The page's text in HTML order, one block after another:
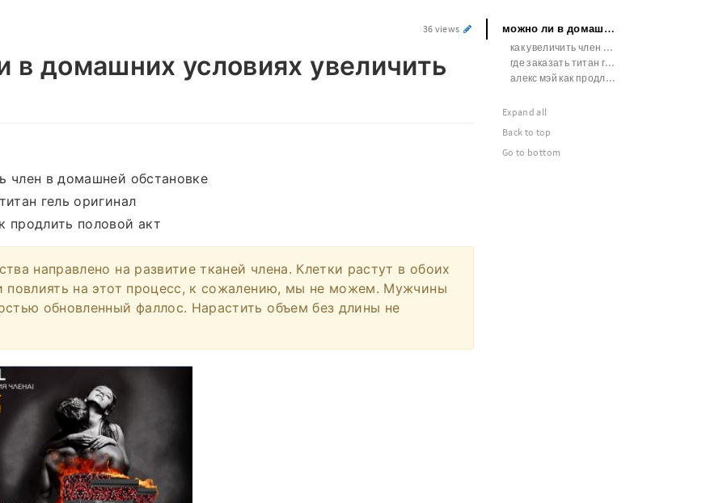
36 views
в домашних условиях увеличить
член в домашней обстановке
гель оригинал
продлить половой акт
направлено на развитие тканей члена. Клетки растут в обоих
повлиять на этот процесс, к сожалению, мы не можем. Мужчины
обновленный фаллос. Нарастить объем без длины не
можно ли в домашних условиях увеличить член
как увеличить член в домашней обстановке
где заказать титан гель оригинал
алекс мэй как продлить половой акт
Expand all
Back to top
Go to bottom